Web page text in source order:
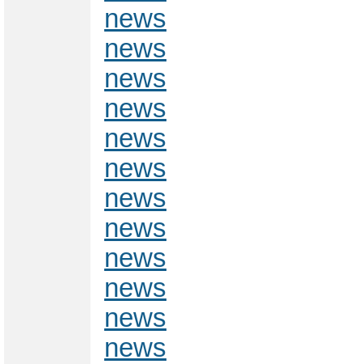
news
news
news
news
news
news
news
news
news
news
news
news